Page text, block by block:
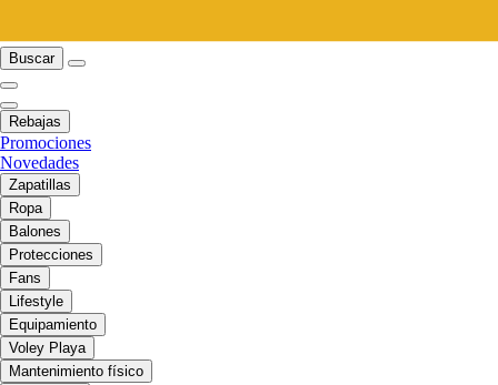
Buscar
Rebajas
Promociones
Novedades
Zapatillas
Ropa
Balones
Protecciones
Fans
Lifestyle
Equipamiento
Voley Playa
Mantenimiento físico